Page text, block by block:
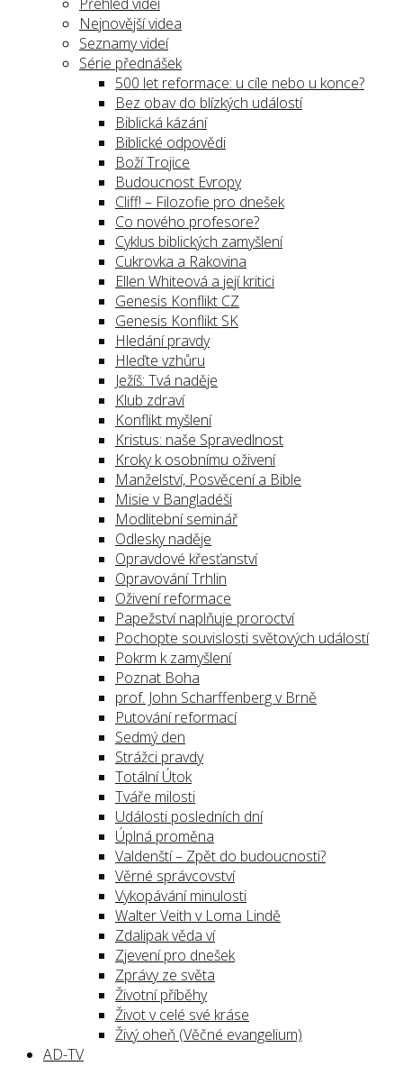
Nejnovější videa
Seznamy videí
Série přednášek
500 let reformace: u cíle nebo u konce?
Bez obav do blízkých událostí
Biblická kázání
Biblické odpovědi
Boží Trojice
Budoucnost Evropy
Cliff! – Filozofie pro dnešek
Co nového profesore?
Cyklus biblických zamyšlení
Cukrovka a Rakovina
Ellen Whiteová a její kritici
Genesis Konflikt CZ
Genesis Konflikt SK
Hledání pravdy
Hleďte vzhůru
Ježíš: Tvá naděje
Klub zdraví
Konflikt myšlení
Kristus: naše Spravedlnost
Kroky k osobnímu oživení
Manželství, Posvěcení a Bible
Misie v Bangladéši
Modlitební seminář
Odlesky naděje
Opravdové křesťanství
Opravování Trhlin
Oživení reformace
Papežství naplňuje proroctví
Pochopte souvislosti světových událostí
Pokrm k zamyšlení
Poznat Boha
prof. John Scharffenberg v Brně
Putování reformací
Sedmý den
Strážci pravdy
Totální Útok
Tváře milosti
Události posledních dní
Úplná proměna
Valdenští – Zpět do budoucnosti?
Věrné správcovství
Vykopávání minulosti
Walter Veith v Loma Lindě
Zdalipak věda ví
Zjevení pro dnešek
Zprávy ze světa
Životní příběhy
Život v celé své kráse
Živý oheň (Věčné evangelium)
AD-TV